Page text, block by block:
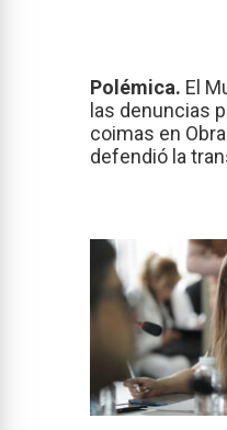
Polémica. El
las denuncias
coimas en
defendió la